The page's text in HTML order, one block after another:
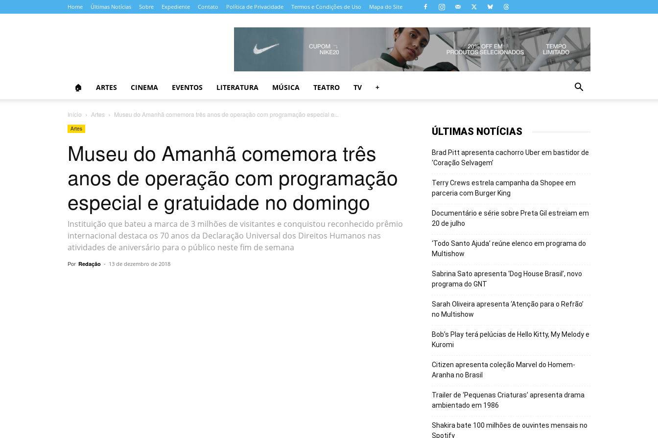
Home Últimas Notícias Sobre Expediente Contato Política de Privacidade Termos e Condições de Uso Mapa do Site
🏠 ARTES CINEMA EVENTOS LITERATURA MÚSICA TEATRO TV +
Início Artes Museu do Amanhã comemora três anos de operação com programação especial e...
Artes
Museu do Amanhã comemora três
anos de operação com programação
especial e gratuidade no domingo
Instituição que bateu a marca de 3 milhões de visitantes e conquistou reconhecido prêmio
internacional destaca os 70 anos da Declaração Universal dos Direitos Humanos nas
atividades de aniversário para o público neste fim de semana
Por Redação - 13 de dezembro de 2018
ÚLTIMAS NOTÍCIAS
Brad Pitt apresenta cachorro Uber em bastidor de
‘Coração Selvagem’
Terry Crews estrela campanha da Shopee em
parceria com Burger King
Documentário e série sobre Preta Gil estreiam em
20 de julho
‘Todo Santo Ajuda’ reúne elenco em programa do
Multishow
Sabrina Sato apresenta ‘Dog House Brasil’, novo
programa do GNT
Sarah Oliveira apresenta ‘Atenção para o Refrão’
no Multishow
Bob’s Play terá pelúcias de Hello Kitty, My Melody e
Kuromi
Citizen apresenta coleção Marvel do Homem-
Aranha no Brasil
Trailer de ‘Pequenas Criaturas’ apresenta drama
ambientado em 1986
Shakira bate 100 milhões de ouvintes mensais no
Spotify